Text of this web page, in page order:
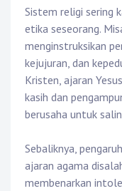
Sistem religi sering
etika seseorang.
menginstruksikan
kejujuran, dan
Kristen, ajaran
kasih dan
berusaha untuk
Sebaliknya,
ajaran agama
membenarkan